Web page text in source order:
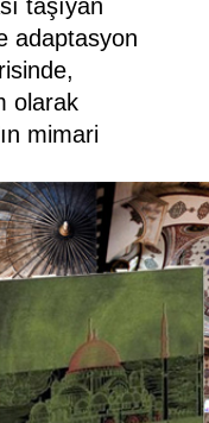
taşıyan
adaptasyon
olarak
mimari